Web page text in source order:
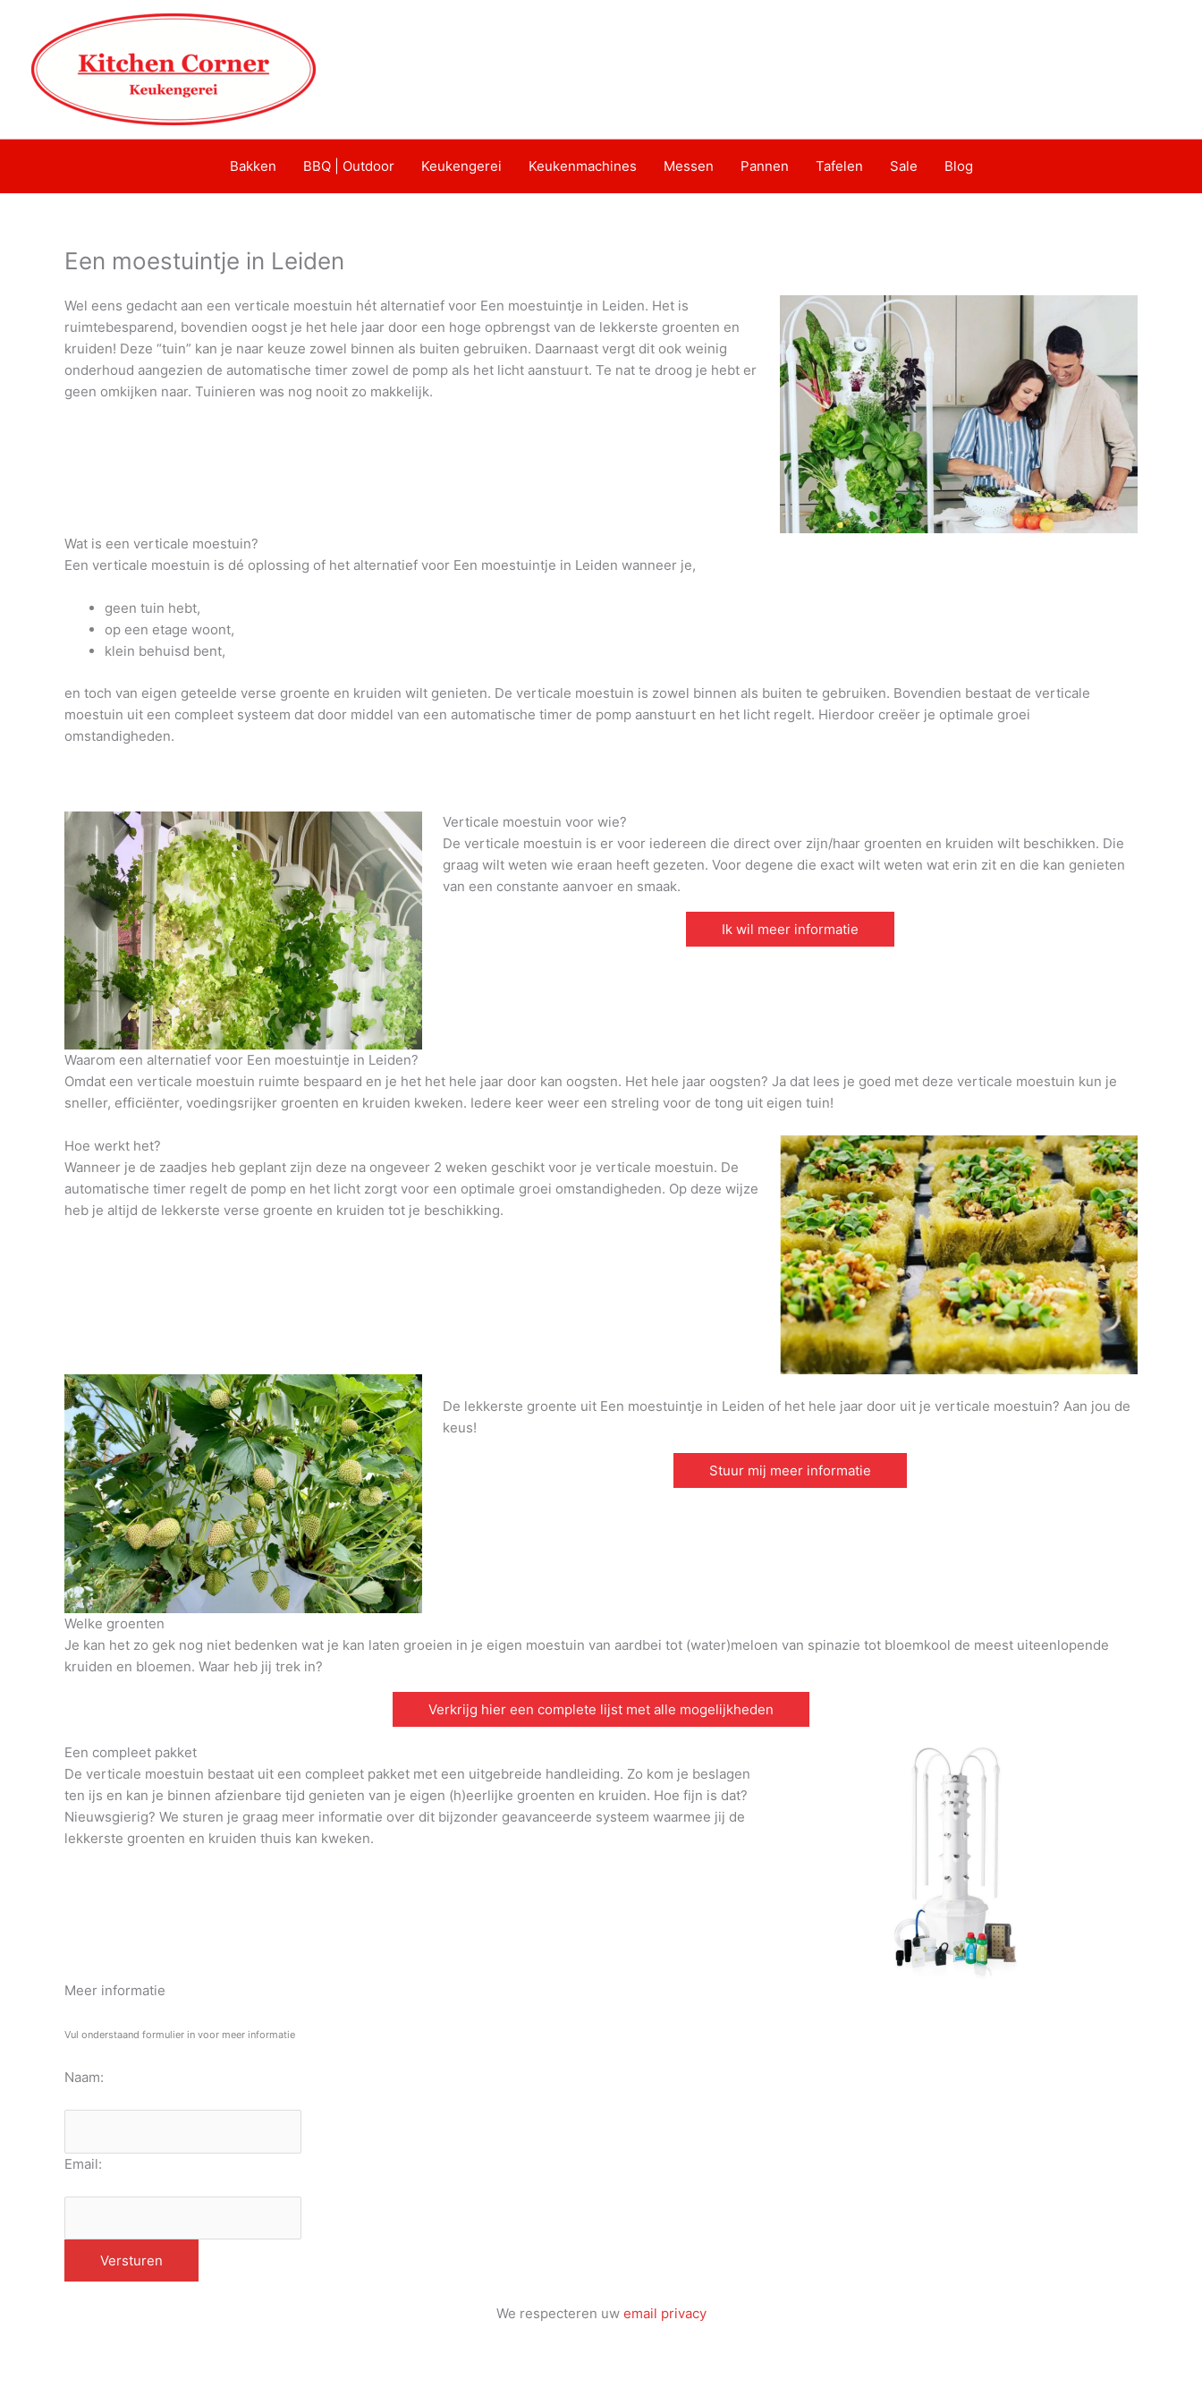
Bakken BBQ | Outdoor Keukengerei Keukenmachines Messen Pannen Tafelen Sale Blog
Een moestuintje in Leiden
Wel eens gedacht aan een verticale moestuin hét alternatief voor Een moestuintje in Leiden. Het is
ruimtebesparend, bovendien oogst je het hele jaar door een hoge opbrengst van de lekkerste groenten en
kruiden! Deze “tuin” kan je naar keuze zowel binnen als buiten gebruiken. Daarnaast vergt dit ook weinig
onderhoud aangezien de automatische timer zowel de pomp als het licht aanstuurt. Te nat te droog je hebt er
geen omkijken naar. Tuinieren was nog nooit zo makkelijk.
Wat is een verticale moestuin?
Een verticale moestuin is dé oplossing of het alternatief voor Een moestuintje in Leiden wanneer je,
geen tuin hebt,
op een etage woont,
klein behuisd bent,
en toch van eigen geteelde verse groente en kruiden wilt genieten. De verticale moestuin is zowel binnen als buiten te gebruiken. Bovendien bestaat de verticale
moestuin uit een compleet systeem dat door middel van een automatische timer de pomp aanstuurt en het licht regelt. Hierdoor creëer je optimale groei
omstandigheden.
Verticale moestuin voor wie?
De verticale moestuin is er voor iedereen die direct over zijn/haar groenten en kruiden wilt beschikken. Die
graag wilt weten wie eraan heeft gezeten. Voor degene die exact wilt weten wat erin zit en die kan genieten
van een constante aanvoer en smaak.
Ik wil meer informatie
Waarom een alternatief voor Een moestuintje in Leiden?
Omdat een verticale moestuin ruimte bespaard en je het het hele jaar door kan oogsten. Het hele jaar oogsten? Ja dat lees je goed met deze verticale moestuin kun je
sneller, efficiënter, voedingsrijker groenten en kruiden kweken. Iedere keer weer een streling voor de tong uit eigen tuin!
Hoe werkt het?
Wanneer je de zaadjes heb geplant zijn deze na ongeveer 2 weken geschikt voor je verticale moestuin. De
automatische timer regelt de pomp en het licht zorgt voor een optimale groei omstandigheden. Op deze wijze
heb je altijd de lekkerste verse groente en kruiden tot je beschikking.
De lekkerste groente uit Een moestuintje in Leiden of het hele jaar door uit je verticale moestuin? Aan jou de
keus!
Stuur mij meer informatie
Welke groenten
Je kan het zo gek nog niet bedenken wat je kan laten groeien in je eigen moestuin van aardbei tot (water)meloen van spinazie tot bloemkool de meest uiteenlopende
kruiden en bloemen. Waar heb jij trek in?
Verkrijg hier een complete lijst met alle mogelijkheden
Een compleet pakket
De verticale moestuin bestaat uit een compleet pakket met een uitgebreide handleiding. Zo kom je beslagen
ten ijs en kan je binnen afzienbare tijd genieten van je eigen (h)eerlijke groenten en kruiden. Hoe fijn is dat?
Nieuwsgierig? We sturen je graag meer informatie over dit bijzonder geavanceerde systeem waarmee jij de
lekkerste groenten en kruiden thuis kan kweken.
Meer informatie
Vul onderstaand formulier in voor meer informatie
Naam:
Email:
We respecteren uw email privacy